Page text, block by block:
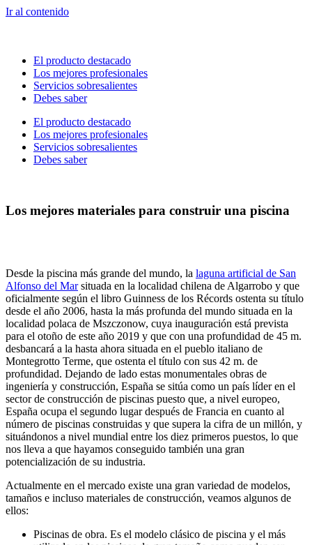
Ir al contenido
El producto destacado
Los mejores profesionales
Servicios sobresalientes
Debes saber
El producto destacado
Los mejores profesionales
Servicios sobresalientes
Debes saber
Los mejores materiales para construir una piscina
Desde la piscina más grande del mundo, la laguna artificial de San
Alfonso del Marsituada en la localidad chilena de Algarrobo y que
oficialmente según el libro Guinness de los Récords ostenta su título
desde el año 2006, hasta la más profunda del mundo situada en la
localidad polaca de Mszczonow, cuya inauguración está prevista
para el otoño de este año 2019 y que con una profundidad de 45 m.
desbancará a la hasta ahora situada en el pueblo italiano de
Montegrotto Terme, que ostenta el título con sus 42 m. de
profundidad. Dejando de lado estas monumentales obras de
ingeniería y construcción, España se sitúa como un país líder en el
sector de construcción de piscinas puesto que, a nivel europeo,
España ocupa el segundo lugar después de Francia en cuanto al
número de piscinas construidas y que supera la cifra de un millón, y
situándonos a nivel mundial entre los diez primeros puestos, lo que
nos lleva a que hayamos conseguido también una gran
potencialización de su industria.
Actualmente en el mercado existe una gran variedad de modelos,
tamaños e incluso materiales de construcción, veamos algunos de
ellos:
Piscinas de obra. Es el modelo clásico de piscina y el más